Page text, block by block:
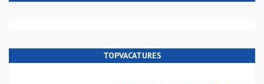
TOPVACATURES